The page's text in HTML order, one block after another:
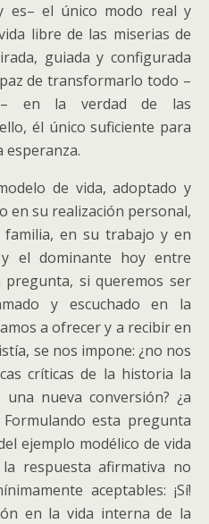
es– el único modo real y
libre de las miserias de
guiada y configurada
de transformarlo todo –
en la verdad de las
él único suficiente para
esperanza.
de vida, adoptado y
en su realización personal,
en su trabajo y en
el dominante hoy entre
pregunta, si queremos ser
y escuchado en la
a ofrecer y a recibir en
se nos impone: ¿no nos
críticas de la historia la
nueva conversión? ¿a
esta pregunta
ejemplo modélico de vida
respuesta afirmativa no
aceptables: ¡Sí!
en la vida interna de la